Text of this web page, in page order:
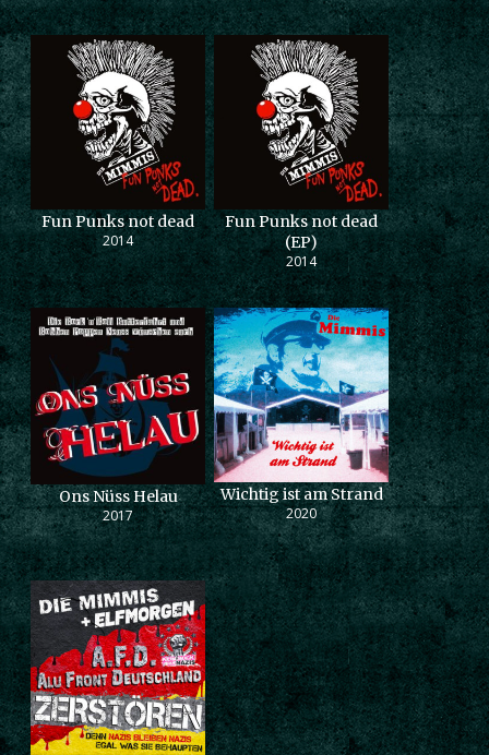
Fun Punks not dead
2014
Fun Punks not dead
(EP)
2014
Ons Nüss Helau
2017
Wichtig ist am Strand
2020